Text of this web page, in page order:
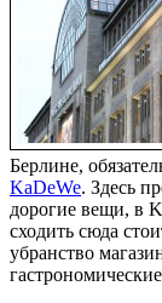
Берлине,
KaDeWe. Здесь
дорогие вещи, в
сходить сюда
убранство